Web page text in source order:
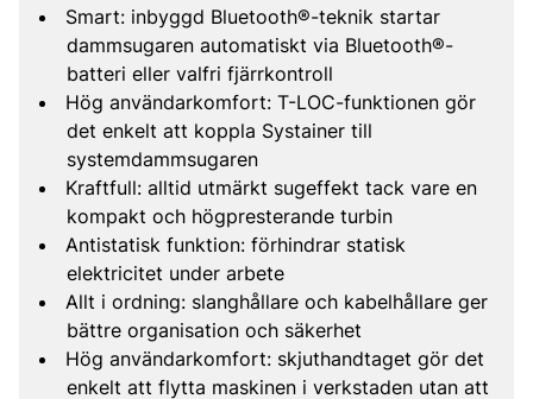
Smart: inbyggd Bluetooth®-teknik startar
dammsugaren automatiskt via Bluetooth®-
batteri eller valfri fjärrkontroll
Hög användarkomfort: T-LOC-funktionen gör
det enkelt att koppla Systainer till
systemdammsugaren
Kraftfull: alltid utmärkt sugeffekt tack vare en
kompakt och högpresterande turbin
Antistatisk funktion: förhindrar statisk
elektricitet under arbete
Allt i ordning: slanghållare och kabelhållare ger
bättre organisation och säkerhet
Hög användarkomfort: skjuthandtaget gör det
enkelt att flytta maskinen i verkstaden utan att